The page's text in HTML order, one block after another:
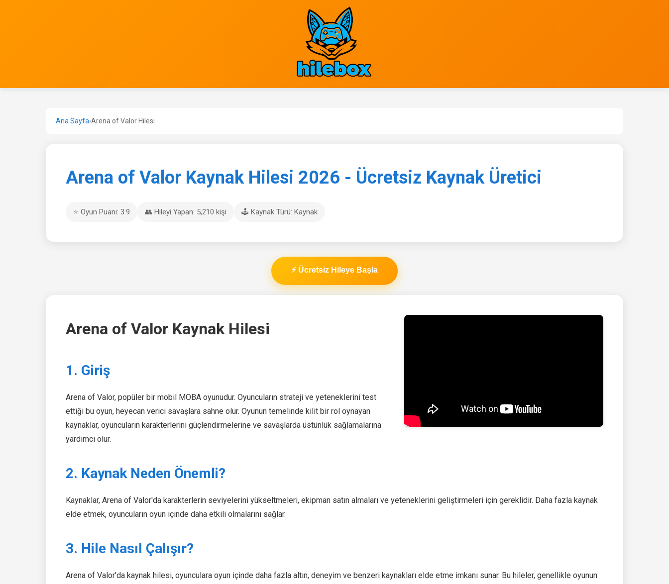
Ana Sayfa›Arena of Valor Hilesi
Arena of Valor Kaynak Hilesi 2026 - Ücretsiz Kaynak Üretici
⭐ Oyun Puanı: 3.9 👥 Hileyi Yapan: 5,210 kişi 🕹️ Kaynak Türü: Kaynak
⚡ Ücretsiz Hileye Başla
Arena of Valor Kaynak Hilesi
1. Giriş
Arena of Valor, popüler bir mobil MOBA oyunudur. Oyuncuların strateji ve yeteneklerini test
ettiği bu oyun, heyecan verici savaşlara sahne olur. Oyunun temelinde kilit bir rol oynayan
kaynaklar, oyuncuların karakterlerini güçlendirmelerine ve savaşlarda üstünlük sağlamalarına
yardımcı olur.
2. Kaynak Neden Önemli?
Kaynaklar, Arena of Valor'da karakterlerin seviyelerini yükseltmeleri, ekipman satın almaları ve yeteneklerini geliştirmeleri için gereklidir. Daha fazla kaynak
elde etmek, oyuncuların oyun içinde daha etkili olmalarını sağlar.
3. Hile Nasıl Çalışır?
Arena of Valor'da kaynak hilesi, oyunculara oyun içinde daha fazla altın, deneyim ve benzeri kaynakları elde etme imkanı sunar. Bu hileler, genellikle oyunun